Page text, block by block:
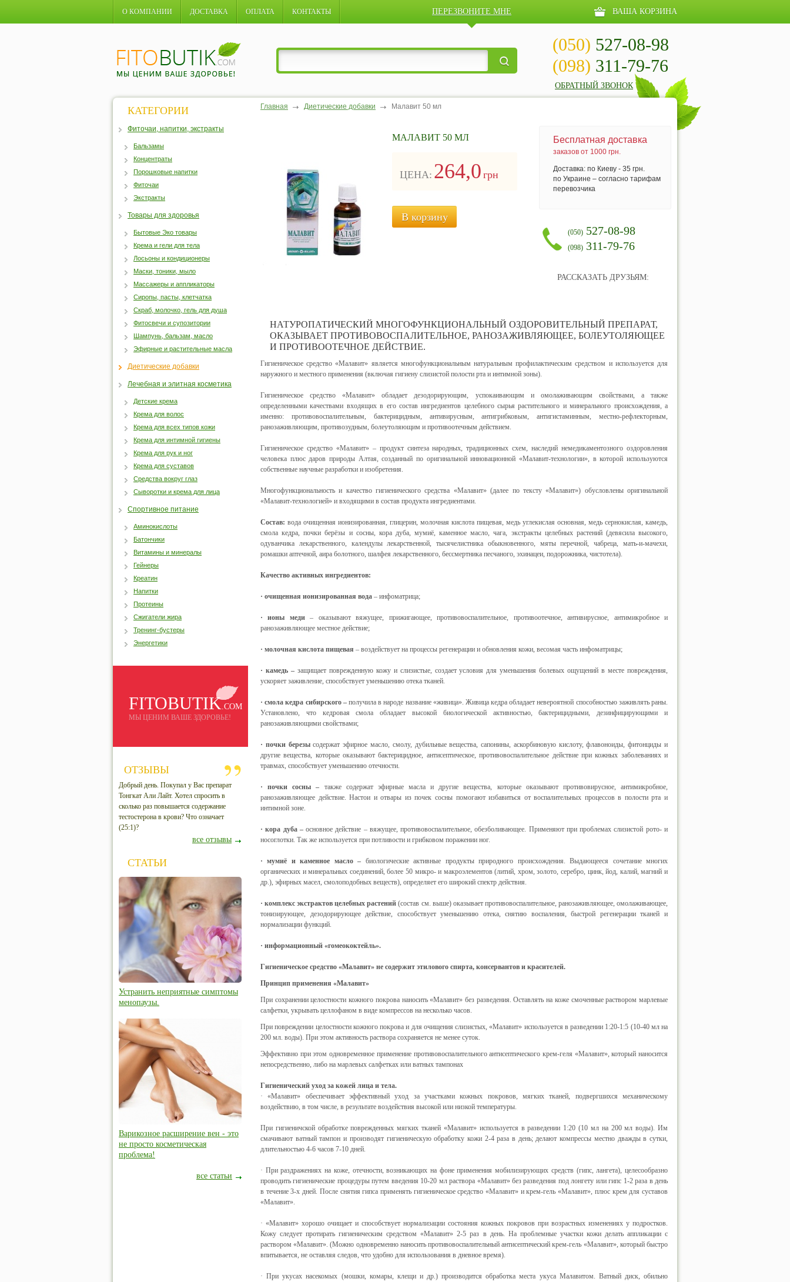
О КОМПАНИИ ДОСТАВКА ОПЛАТА КОНТАКТЫ ПЕРЕЗВОНИТЕ МНЕ ВАША КОРЗИНА
(050) 527-08-98
(098) 311-79-76
ОБРАТНЫЙ ЗВОНОК
Главная Диетические добавки Малавит 50 мл
МАЛАВИТ 50 МЛ
ЦЕНА: 264,0 грн
В корзину
Бесплатная доставка
заказов от 1000 грн.
Доставка: по Киеву - 35 грн.
по Украине – согласно тарифам
перевозчика
(050) 527-08-98
(098) 311-79-76
РАССКАЗАТЬ ДРУЗЬЯМ:
НАТУРОПАТИЧЕСКИЙ МНОГОФУНКЦИОНАЛЬНЫЙ ОЗДОРОВИТЕЛЬНЫЙ ПРЕПАРАТ,
ОКАЗЫВАЕТ ПРОТИВОВОСПАЛИТЕЛЬНОЕ, РАНОЗАЖИВЛЯЮЩЕЕ, БОЛЕУТОЛЯЮЩЕЕ
И ПРОТИВООТЕЧНОЕ ДЕЙСТВИЕ.
Гигиеническое средство «Малавит» является многофункциональным натуральным профилактическим средством и используется для
наружного и местного применения (включая гигиену слизистой полости рта и интимной зоны).
Гигиеническое средство «Малавит» oбладает дезодорирующим, успокаивающим и омолаживающим свойствами, а также
определенными качествами входящих в его состав ингредиентов целебного сырья растительного и минерального происхождения, а
именно: противовоспалительным, бактерицидным, антивирусным, антигрибковым, антигистаминным, местно-рефлекторным,
ранозаживляющим, противозудным, болеутоляющим и противоотечным действием.
Гигиеническое средство «Малавит» – продукт синтеза народных, традиционных схем, наследий немедикаментозного оздоровления
человека плюс даров природы Алтая, созданный по оригинальной инновационной «Малавит-технологии», в которой используются
собственные научные разработки и изобретения.
Многофункциональность и качество гигиенического средства «Малавит» (далее по тексту «Малавит») обусловлены оригинальной
«Малавит-технологией» и входящими в состав продукта ингредиентами.
Состав: вода очищенная ионизированная, глицерин, молочная кислота пищевая, медь углекислая основная, медь сернокислая, камедь,
смола кедра, почки берёзы и сосны, кора дуба, мумиё, каменное масло, чага, экстракты целебных растений (девясила высокого,
одуванчика лекарственного, календулы лекарственной, тысячелистника обыкновенного, мяты перечной, чабреца, мать-и-мачехи,
ромашки аптечной, аира болотного, шалфея лекарственного, бессмертника песчаного, эхинацеи, подорожника, чистотела).
Качество активных ингредиентов:
· очищенная ионизированная вода – инфоматрица;
· ионы меди– оказывают вяжущее, прижигающее, противовоспалительное, противоотечное, антивирусное, антимикробное и
ранозаживляющее местное действие;
· молочная кислота пищевая – воздействует на процессы регенерации и обновления кожи, весомая часть инфоматрицы;
· камедь –защищает поврежденную кожу и слизистые, создает условия для уменьшения болевых ощущений в месте повреждения,
ускоряет заживление, способствует уменьшению отека тканей.
· смола кедра сибирского –получила в народе название «живица». Живица кедра обладает невероятной способностью заживлять раны.
Установлено, что кедровая смола обладает высокой биологической активностью, бактерицидными, дезинфицирующими и
ранозаживляющими свойствами;
· почки березысодержат эфирное масло, смолу, дубильные вещества, сапонины, аскорбиновую кислоту, флавоноиды, фитонциды и
другие вещества, которые оказывают бактерицидное, антисептическое, противовоспалительное действие при кожных заболеваниях и
травмах, способствует уменьшению отечности.
· почки сосны – также содержат эфирные масла и другие вещества, которые оказывают противовирусное, антимикробное,
ранозаживляющее действие. Настои и отвары из почек сосны помогают избавиться от воспалительных процессов в полости рта и
интимной зоне.
· кора дуба –основное действие – вяжущее, противовоспалительное, обезболивающее. Применяют при проблемах слизистой рото- и
носоглотки. Так же используется при потливости и грибковом поражении ног.
· мумиё и каменное масло – биологические активные продукты природного происхождения. Выдающееся сочетание многих
органических и минеральных соединений, более 50 микро- и макроэлементов (литий, хром, золото, серебро, цинк, йод, калий, магний и
др.), эфирных масел, смолоподобных веществ), определяет его широкий спектр действия.
· комплекс экстрактов целебных растений(состав см. выше) оказывает противовоспалительное, ранозаживляющее, омолаживающее,
тонизирующее, дезодорирующее действие, способствует уменьшению отека, снятию воспаления, быстрой регенерации тканей и
нормализации функций.
· информационный «гомеококтейль».
Гигиеническое средство «Малавит» не содержит этилового спирта, консервантов и красителей.
Принцип применения «Малавит»
При сохранении целостности кожного покрова наносить «Малавит» без разведения. Оставлять на коже смоченные раствором марлевые
салфетки, укрывать целлофаном в виде компрессов на несколько часов.
При повреждении целостности кожного покрова и для очищения слизистых, «Малавит» используется в разведении 1:20-1:5 (10-40 мл на
200 мл. воды). При этом активность раствора сохраняется не менее суток.
Эффективно при этом одновременное применение противовоспалительного антисептического крем-геля «Малавит», который наносится
непосредственно, либо на марлевых салфетках или ватных тампонах
Гигиенический уход за кожей лица и тела.
· «Малавит» обеспечивает эффективный уход за участками кожных покровов, мягких тканей, подвергшихся механическому
воздействию, в том числе, в результате воздействия высокой или низкой температуры.
При гигиеничской обработке поврежденных мягких тканей «Малавит» используется в разведении 1:20 (10 мл на 200 мл воды). Им
смачивают ватный тампон и производят гигиеническую обработку кожи 2-4 раза в день; делают компрессы местно дважды в сутки,
длительностью 4-6 часов 7-10 дней.
· При раздражениях на коже, отечности, возникающих на фоне применения мобилизирующих средств (гипс, лангета), целесообразно
проводить гигиенические процедуры путем введения 10-20 мл раствора «Малавит» без разведения под лонгету или гипс 1-2 раза в день
в течение 3-х дней. После снятия гипса применять гигиеническое средство «Малавит» и крем-гель «Малавит», плюс крем для суставов
«Малавит».
· «Малавит» хорошо очищает и способствует нормализации состояния кожных покровов при возрастных изменениях у подростков.
Кожу следует протирать гигиеническим средством «Малавит» 2-5 раз в день. На проблемные участки кожи делать аппликации с
раствором «Малавит». (Можно одновременно наносить противовоспалительный антисептический крем-гель «Малавит», который быстро
впитывается, не оставляя следов, что удобно для использования в дневное время).
· При укусах насекомых (мошки, комары, клещи и др.) производится обработка места укуса Малавитом. Ватный диск, обильно
КАТЕГОРИИ
Фиточаи, напитки, экстракты
Бальзамы
Концентраты
Порошковые напитки
Фиточаи
Экстракты
Товары для здоровья
Бытовые Эко товары
Крема и гели для тела
Лосьоны и кондиционеры
Маски, тоники, мыло
Массажеры и аппликаторы
Сиропы, пасты, клетчатка
Скраб, молочко, гель для душа
Фитосвечи и супозитории
Шампунь, бальзам, масло
Эфирные и растительные масла
Диетические добавки
Лечебная и элитная косметика
Детские крема
Крема для волос
Крема для всех типов кожи
Крема для интимной гигиены
Крема для рук и ног
Крема для суставов
Средства вокруг глаз
Сыворотки и крема для лица
Спортивное питание
Аминокислоты
Батончики
Витамины и минералы
Гейнеры
Креатин
Напитки
Протеины
Сжигатели жира
Тренинг-бустеры
Энергетики
FITOBUTIK.COM
МЫ ЦЕНИМ ВАШЕ ЗДОРОВЬЕ!
ОТЗЫВЫ
Добрый день. Покупал у Вас препарат
Тонгкат Али Лайт. Хотел спросить в
сколько раз повышается содержание
тестостерона в крови? Что означает
(25:1)?
все отзывы
СТАТЬИ
Устранить неприятные симптомы
менопаузы.
Варикозное расширение вен - это
не просто косметическая
проблема!
все статьи